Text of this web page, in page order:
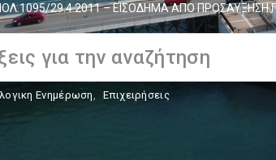
29.4.2011 – ΕΙΣΟΔΗΜΑ ΑΠΟ ΠΡΟΣΑΥΞΗΣΗ
Ενημέρωση, Επιχειρήσεις